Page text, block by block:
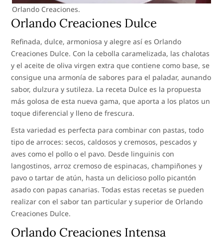
Orlando Creaciones.
Orlando Creaciones Dulce
Refinada, dulce, armoniosa y alegre así es Orlando
Creaciones Dulce. Con la cebolla caramelizada, las chalotas
y el aceite de oliva virgen extra que contiene como base, se
consigue una armonía de sabores para el paladar, aunando
sabor, dulzura y sutileza. La receta Dulce es la propuesta
más golosa de esta nueva gama, que aporta a los platos un
toque diferencial y lleno de frescura.
Esta variedad es perfecta para combinar con pastas, todo
tipo de arroces: secos, caldosos y cremosos, pescados y
aves como el pollo o el pavo. Desde linguinis con
langostinos, arroz cremoso de espinacas, champiñones y
pavo o tartar de atún, hasta un delicioso pollo picantón
asado con papas canarias. Todas estas recetas se pueden
realizar con el sabor tan particular y superior de Orlando
Creaciones Dulce.
Orlando Creaciones Intensa